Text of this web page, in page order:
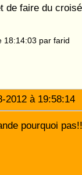
de faire du croisé
18:14:03 par farid
2012 à
pourquoi